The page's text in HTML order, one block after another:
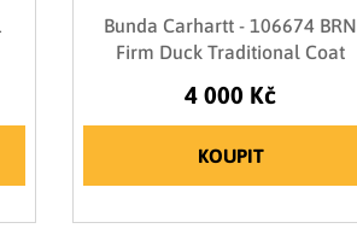
Bunda Carhartt - 106674 BRN
Firm Duck Traditional Coat
4 000 Kč
KOUPIT